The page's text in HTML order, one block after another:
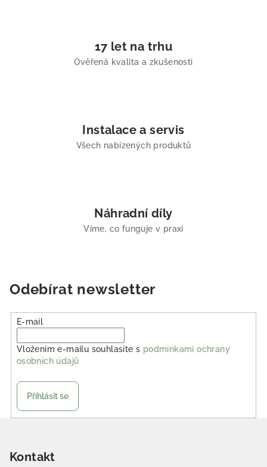
17 let na trhu
Ověřená kvalita a zkušenosti
Instalace a servis
Všech nabízených produktů
Náhradní díly
Víme, co funguje v praxi
Odebírat newsletter
E-mail
Vložením e-mailu souhlasíte s podmínkami ochrany
osobních údajů
Přihlásit se
Kontakt